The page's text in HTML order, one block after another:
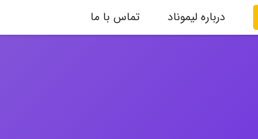
درباره لیموناد تماس با ما